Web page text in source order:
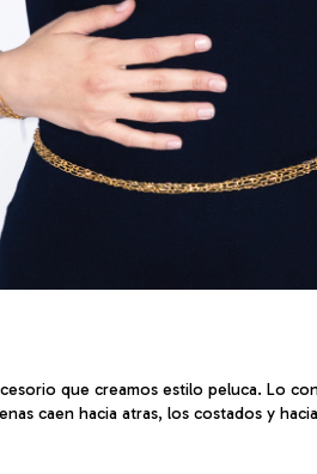
que creamos estilo peluca. Lo
caen hacia atras, los costados y